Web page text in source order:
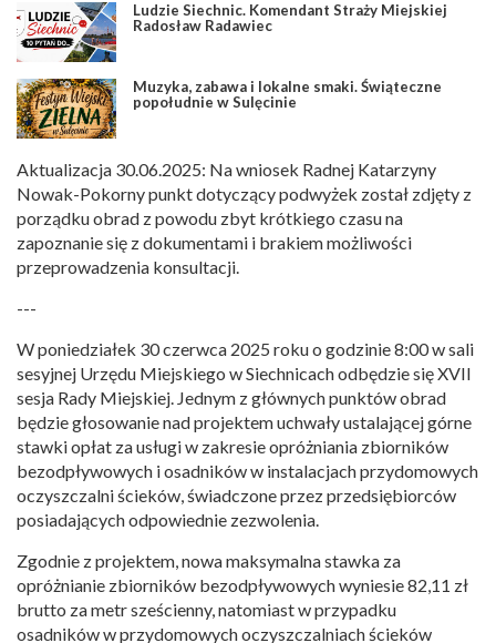
Ludzie Siechnic. Komendant Straży Miejskiej
Radosław Radawiec
Muzyka, zabawa i lokalne smaki. Świąteczne
popołudnie w Sulęcinie
Aktualizacja 30.06.2025: Na wniosek Radnej Katarzyny
Nowak-Pokorny punkt dotyczący podwyżek został zdjęty z
porządku obrad z powodu zbyt krótkiego czasu na
zapoznanie się z dokumentami i brakiem możliwości
przeprowadzenia konsultacji.
---
W poniedziałek 30 czerwca 2025 roku o godzinie 8:00 w sali
sesyjnej Urzędu Miejskiego w Siechnicach odbędzie się XVII
sesja Rady Miejskiej. Jednym z głównych punktów obrad
będzie głosowanie nad projektem uchwały ustalającej górne
stawki opłat za usługi w zakresie opróżniania zbiorników
bezodpływowych i osadników w instalacjach przydomowych
oczyszczalni ścieków, świadczone przez przedsiębiorców
posiadających odpowiednie zezwolenia.
Zgodnie z projektem, nowa maksymalna stawka za
opróżnianie zbiorników bezodpływowych wyniesie 82,11 zł
brutto za metr sześcienny, natomiast w przypadku
osadników w przydomowych oczyszczalniach ścieków